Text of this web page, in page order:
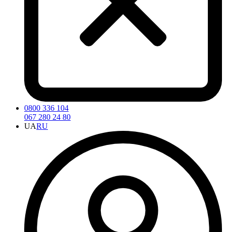
0800 336 104
067 280 24 80
UARU